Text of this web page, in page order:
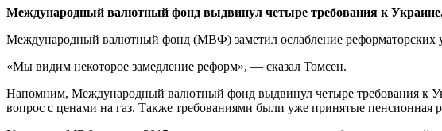
Международный валютный фонд выдвинул четыре требования к
Международный валютный фонд (МВФ) заметил ослабление реформаторских
«Мы видим некоторое замедление реформ», — сказал Томсен.
Напомним, Международный валютный фонд выдвинул четыре требования к
вопрос с ценами на газ. Также требованиями были уже принятые пенсионная